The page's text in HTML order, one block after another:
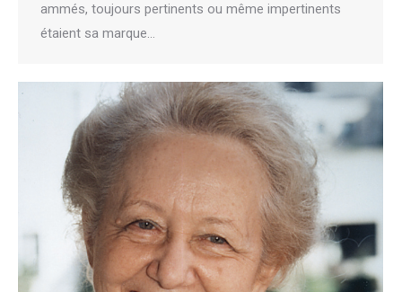
ammés, toujours pertinents ou même impertinents
étaient sa marque…